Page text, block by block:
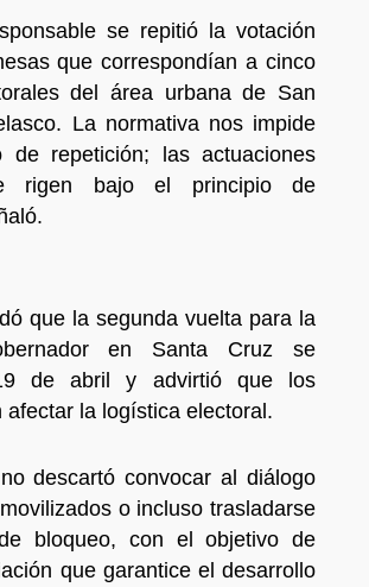
se repitió la votación
que correspondían a cinco
del área urbana de San
La normativa nos impide
de repetición; las actuaciones
rigen bajo el principio de
que la segunda vuelta para la
en Santa Cruz se
de abril y advirtió que los
afectar la logística electoral.
descartó convocar al diálogo
o incluso trasladarse
bloqueo, con el objetivo de
que garantice el desarrollo